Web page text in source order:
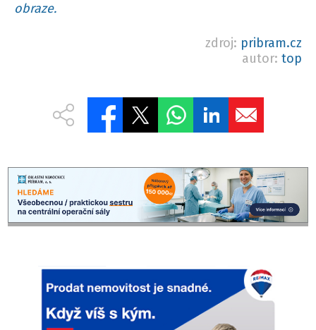
obraze.
zdroj: pribram.cz
autor: top